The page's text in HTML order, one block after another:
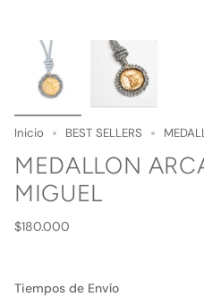
Inicio BEST SELLERS
MEDALLON
MIGUEL
Precio
$180.000
Tiempos de Envío